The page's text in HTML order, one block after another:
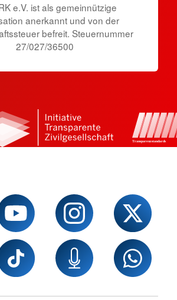
e.V. ist als gemeinnützige
anerkannt und von der
befreit. Steuernummer
27/027/36500